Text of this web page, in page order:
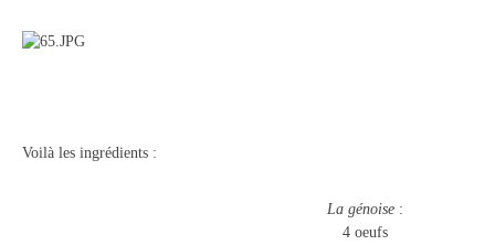
Voilà les ingrédients :
La génoise:
4 oeufs